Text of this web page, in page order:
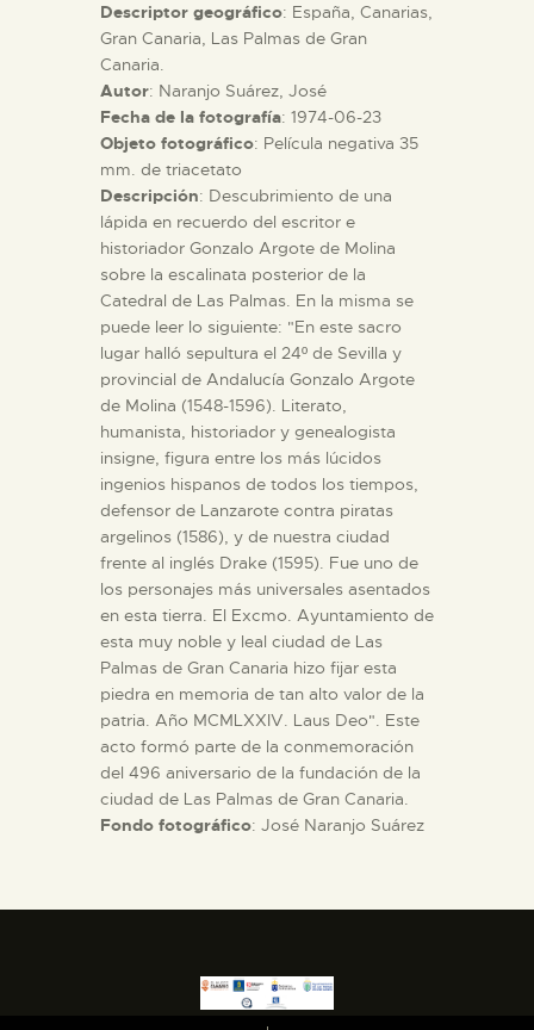
ESPAÑOL
Descriptor geográfico: España, Canarias,
Gran Canaria, Las Palmas de Gran
Canaria.
Autor: Naranjo Suárez, José
Fecha de la fotografía: 1974-06-23
Objeto fotográfico: Película negativa 35
mm. de triacetato
Descripción: Descubrimiento de una
lápida en recuerdo del escritor e
historiador Gonzalo Argote de Molina
sobre la escalinata posterior de la
Catedral de Las Palmas. En la misma se
puede leer lo siguiente: "En este sacro
lugar halló sepultura el 24º de Sevilla y
provincial de Andalucía Gonzalo Argote
de Molina (1548-1596). Literato,
humanista, historiador y genealogista
insigne, figura entre los más lúcidos
ingenios hispanos de todos los tiempos,
defensor de Lanzarote contra piratas
argelinos (1586), y de nuestra ciudad
frente al inglés Drake (1595). Fue uno de
los personajes más universales asentados
en esta tierra. El Excmo. Ayuntamiento de
esta muy noble y leal ciudad de Las
Palmas de Gran Canaria hizo fijar esta
piedra en memoria de tan alto valor de la
patria. Año MCMLXXIV. Laus Deo". Este
acto formó parte de la conmemoración
del 496 aniversario de la fundación de la
ciudad de Las Palmas de Gran Canaria.
Fondo fotográfico: José Naranjo Suárez